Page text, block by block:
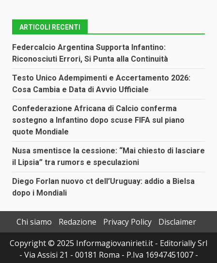
ARTICOLI RECENTI
Federcalcio Argentina Supporta Infantino:
Riconosciuti Errori, Si Punta alla Continuità
Testo Unico Adempimenti e Accertamento 2026:
Cosa Cambia e Data di Avvio Ufficiale
Confederazione Africana di Calcio conferma
sostegno a Infantino dopo scuse FIFA sul piano
quote Mondiale
Nusa smentisce la cessione: “Mai chiesto di lasciare
il Lipsia” tra rumors e speculazioni
Diego Forlan nuovo ct dell’Uruguay: addio a Bielsa
dopo i Mondiali
Chi siamo Redazione Privacy Policy
Disclaimer
Copyright © 2025 Informagiovanirieti.it - Editorially Srl
- Via Assisi 21 - 00181 Roma - P.Iva 16947451007 -